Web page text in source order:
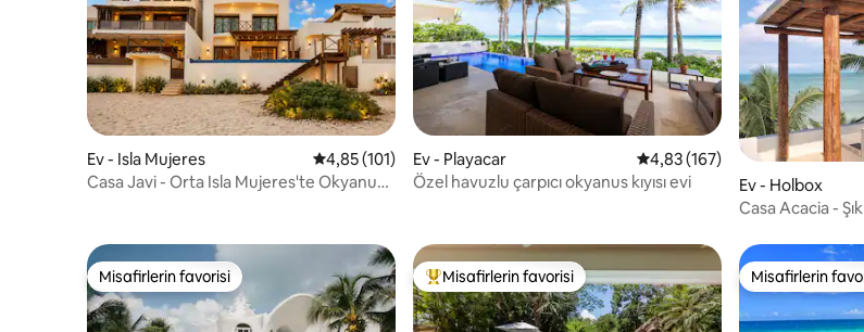
Ev - Isla Mujeres 5 üzerinden ortalama 4,85 puan, 101 değerlendirme
4,85 (101)
Casa Javi - Orta Isla Mujeres'te Okyanus
Ev - Playacar 5 üzerinden ortalama 4,83
4,83 (167)
Özel havuzlu çarpıcı okyanus kıyısı evi
Ev - Holbox
Casa Acacia -
Misafirlerin favorisi
Misafirlerin favorisi Misafirlerin favorilerinden en beğenilenler arasında
Misafirlerin favorisi Misafirlerin
Misafirlerin